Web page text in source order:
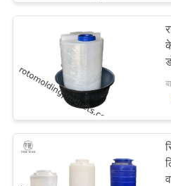
ओपन टॉप